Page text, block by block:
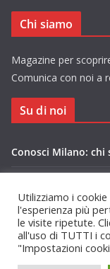
Chi siamo
Magazine per
Comunica con noi a
Su di noi
Conosci Milano: chi
Copyright ©
Utilizziamo i
l'esperienza più
le visite ripetute.
all'uso di TUTTI i
"Impostazioni